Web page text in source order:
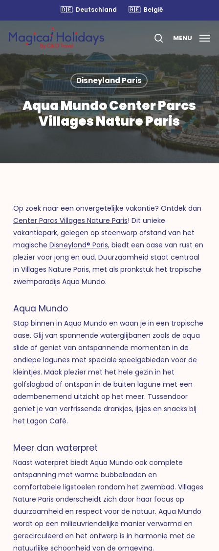
main
content
🇩🇪 Deutschland 🇧🇪 België
search
MENU
Disneyland Paris
Aqua Mundo Center Parcs
Villages Nature Paris
Op zoek naar een onvergetelijke vakantie? Ontdek dan
Center Parcs Villages Nature Paris! Dit unieke
vakantiepark, gelegen op steenworp afstand van het
magische Disneyland® Paris, biedt een oase van rust en
plezier voor jong en oud. Duurzaamheid staat centraal
in Villages Nature Paris, met als pronkstuk het tropische
zwemparadijs Aqua Mundo.
Aqua Mundo
Stap binnen in Aqua Mundo en waan je in een tropische
oase. Glij van spannende waterglijbanen zoals de aqua
slide of geniet van ontspannende momenten in de
ondiepe lagunes met speciale speelgebieden voor de
kleintjes. Maak plezier met het hele gezin in het
golfslagbad of ontspan in de buiten lagune met een
adembenemend uitzicht op het meer. Tussendoor
geniet je van verfrissende drankjes, ijsjes en snacks bij
het Lagon Café.
Meer dan waterpret
Naast waterpret biedt Aqua Mundo ook complete
ontspanning met warme bubbelbaden en
comfortabele ligstoelen rondom het zwembad. Villages
Nature Paris onderscheidt zich door haar focus op
duurzaamheid en respect voor de natuur. Aqua Mundo
wordt op een milieuvriendelijke manier verwarmd en
gerecirculeerd en het ontwerp is in harmonie met de
natuurlijke schoonheid van de omgeving.